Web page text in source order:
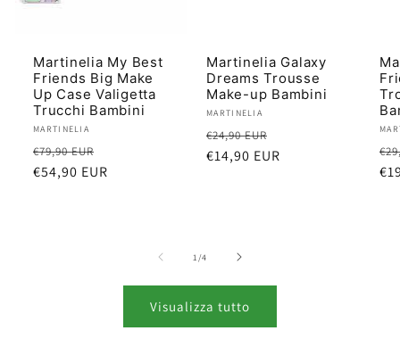
Martinelia My Best
Friends Big Make
Up Case Valigetta
Trucchi Bambini
Produttore:
MARTINELIA
Prezzo
di
€79,90 EUR
scontato
€54,90 EUR
Martinelia Galaxy
Dreams Trousse
Make-up Bambini
Produttore:
MARTINELIA
Prezzo
di
€24,90 EUR
scontato
€14,90 EUR
di
1/su
4
Visualizza tutto